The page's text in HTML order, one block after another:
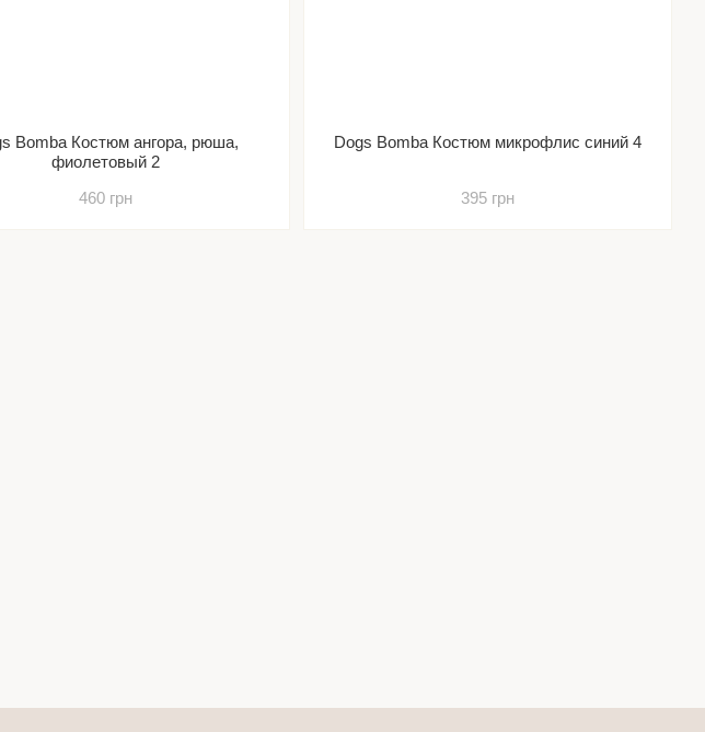
Bomba Костюм ангора, рюша,
фиолетовый 2
460 грн
Dogs Bomba Костюм микрофлис синий 4
395 грн